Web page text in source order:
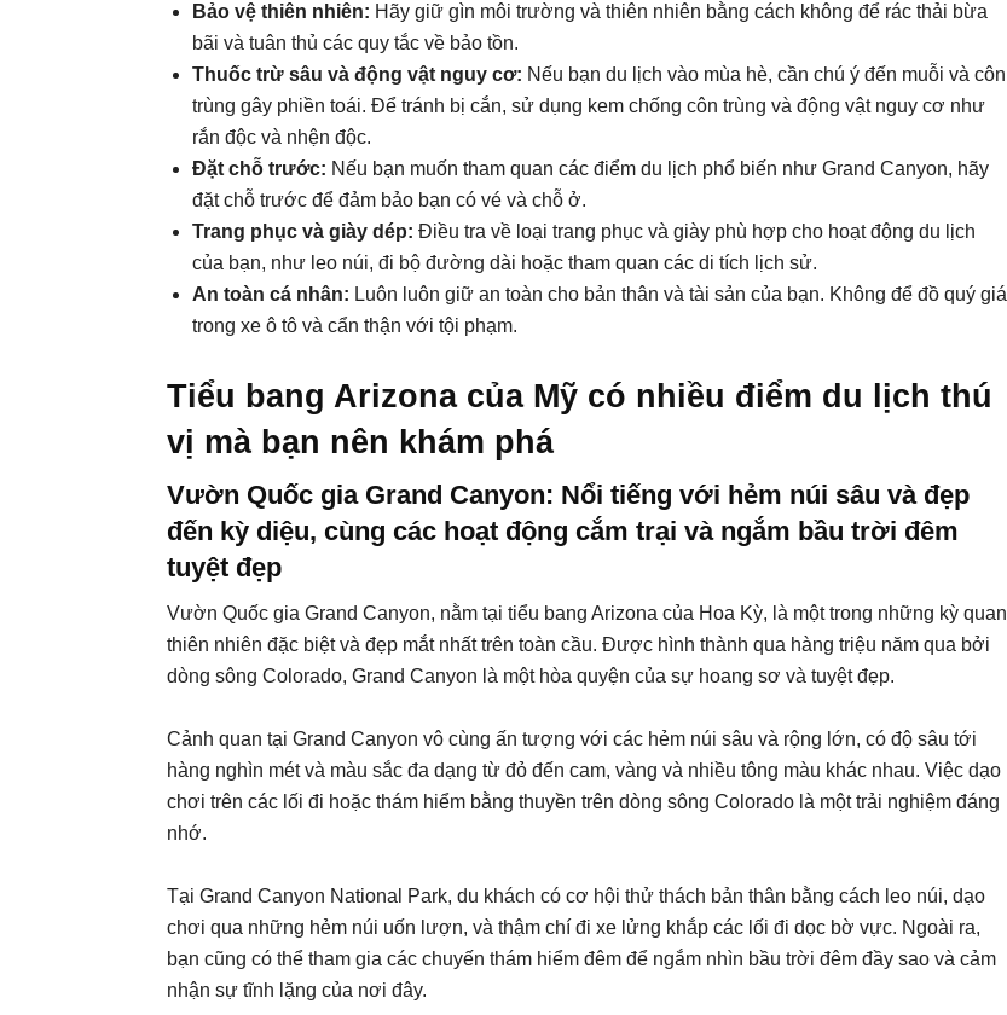
Bảo vệ thiên nhiên: Hãy giữ gìn môi trường và thiên nhiên bằng cách không để rác thải bừa
bãi và tuân thủ các quy tắc về bảo tồn.
Thuốc trừ sâu và động vật nguy cơ: Nếu bạn du lịch vào mùa hè, cần chú ý đến muỗi và côn
trùng gây phiền toái. Để tránh bị cắn, sử dụng kem chống côn trùng và động vật nguy cơ như
rắn độc và nhện độc.
Đặt chỗ trước: Nếu bạn muốn tham quan các điểm du lịch phổ biến như Grand Canyon, hãy
đặt chỗ trước để đảm bảo bạn có vé và chỗ ở.
Trang phục và giày dép: Điều tra về loại trang phục và giày phù hợp cho hoạt động du lịch
của bạn, như leo núi, đi bộ đường dài hoặc tham quan các di tích lịch sử.
An toàn cá nhân: Luôn luôn giữ an toàn cho bản thân và tài sản của bạn. Không để đồ quý giá
trong xe ô tô và cẩn thận với tội phạm.
Tiểu bang Arizona của Mỹ có nhiều điểm du lịch thú
vị mà bạn nên khám phá
Vườn Quốc gia Grand Canyon: Nổi tiếng với hẻm núi sâu và đẹp
đến kỳ diệu, cùng các hoạt động cắm trại và ngắm bầu trời đêm
tuyệt đẹp
Vườn Quốc gia Grand Canyon, nằm tại tiểu bang Arizona của Hoa Kỳ, là một trong những kỳ quan
thiên nhiên đặc biệt và đẹp mắt nhất trên toàn cầu. Được hình thành qua hàng triệu năm qua bởi
dòng sông Colorado, Grand Canyon là một hòa quyện của sự hoang sơ và tuyệt đẹp.
Cảnh quan tại Grand Canyon vô cùng ấn tượng với các hẻm núi sâu và rộng lớn, có độ sâu tới
hàng nghìn mét và màu sắc đa dạng từ đỏ đến cam, vàng và nhiều tông màu khác nhau. Việc dạo
chơi trên các lối đi hoặc thám hiểm bằng thuyền trên dòng sông Colorado là một trải nghiệm đáng
nhớ.
Tại Grand Canyon National Park, du khách có cơ hội thử thách bản thân bằng cách leo núi, dạo
chơi qua những hẻm núi uốn lượn, và thậm chí đi xe lửng khắp các lối đi dọc bờ vực. Ngoài ra,
bạn cũng có thể tham gia các chuyến thám hiểm đêm để ngắm nhìn bầu trời đêm đầy sao và cảm
nhận sự tĩnh lặng của nơi đây.